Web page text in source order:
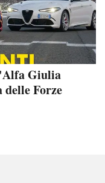
Giulia
Forze